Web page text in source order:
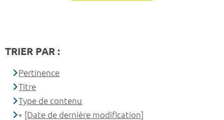
TRIER PAR :
Pertinence
Titre
Type de contenu
[Date de dernière modification]